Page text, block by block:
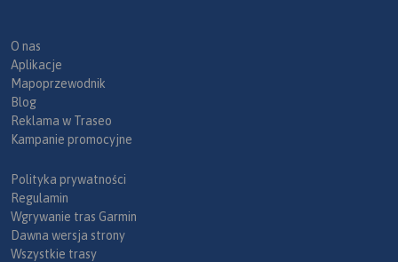
O nas
Aplikacje
Mapoprzewodnik
Blog
Reklama w Traseo
Kampanie promocyjne
Polityka prywatności
Regulamin
Wgrywanie tras Garmin
Dawna wersja strony
Wszystkie trasy